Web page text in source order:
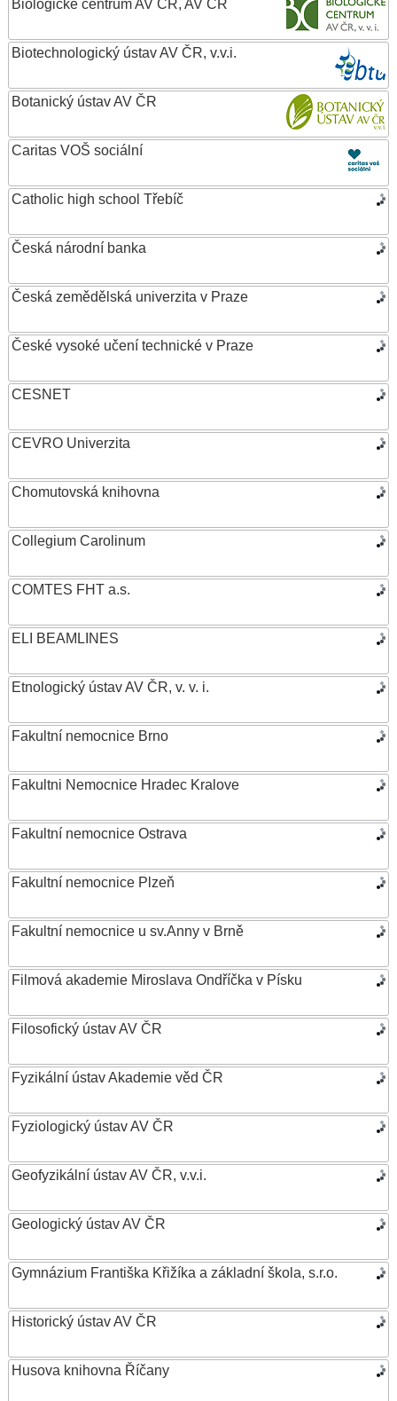
Biologické centrum AV ČR, AV ČR
Biotechnologický ústav AV ČR, v.v.i.
Botanický ústav AV ČR
Caritas VOŠ sociální
Catholic high school Třebíč
Česká národní banka
Česká zemědělská univerzita v Praze
České vysoké učení technické v Praze
CESNET
CEVRO Univerzita
Chomutovská knihovna
Collegium Carolinum
COMTES FHT a.s.
ELI BEAMLINES
Etnologický ústav AV ČR, v. v. i.
Fakultní nemocnice Brno
Fakultni Nemocnice Hradec Kralove
Fakultní nemocnice Ostrava
Fakultní nemocnice Plzeň
Fakultní nemocnice u sv.Anny v Brně
Filmová akademie Miroslava Ondříčka v Písku
Filosofický ústav AV ČR
Fyzikální ústav Akademie věd ČR
Fyziologický ústav AV ČR
Geofyzikální ústav AV ČR, v.v.i.
Geologický ústav AV ČR
Gymnázium Františka Křižíka a základní škola, s.r.o.
Historický ústav AV ČR
Husova knihovna Říčany